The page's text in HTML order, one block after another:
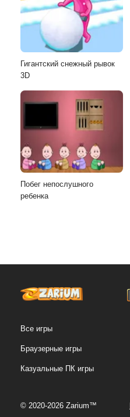
Гигантский снежный рывок
3D
Побег непослушного
ребенка
Все игры
Браузерные игры
Казуальные ПК игры
© 2020-2026 Zarium™